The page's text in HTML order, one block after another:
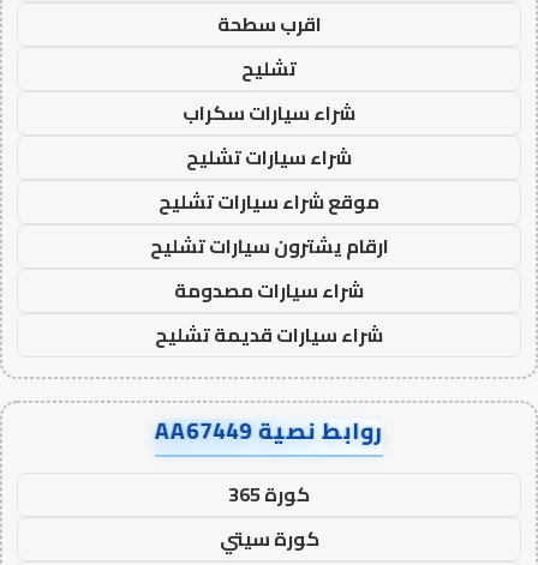
اقرب سطحة
تشليح
شراء سيارات سكراب
شراء سيارات تشليح
موقع شراء سيارات تشليح
ارقام يشترون سيارات تشليح
شراء سيارات مصدومة
شراء سيارات قديمة تشليح
روابط نصية AA67449
كورة 365
كورة سيتي